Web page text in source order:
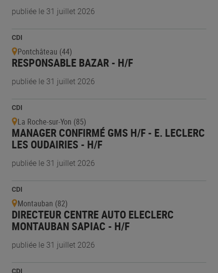
publiée le 31 juillet 2026
CDI
Pontchâteau (44)
RESPONSABLE BAZAR - H/F
publiée le 31 juillet 2026
CDI
La Roche-sur-Yon (85)
MANAGER CONFIRMÉ GMS H/F - E. LECLERC
LES OUDAIRIES - H/F
publiée le 31 juillet 2026
CDI
Montauban (82)
DIRECTEUR CENTRE AUTO ELECLERC
MONTAUBAN SAPIAC - H/F
publiée le 31 juillet 2026
CDI